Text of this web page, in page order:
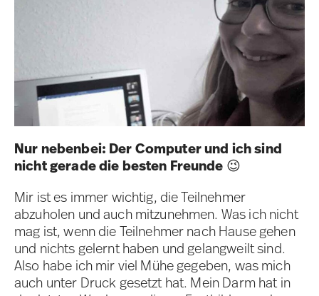
Nur nebenbei: Der Computer und ich sind
nicht gerade die besten Freunde 😉
Mir ist es immer wichtig, die Teilnehmer
abzuholen und auch mitzunehmen. Was ich nicht
mag ist, wenn die Teilnehmer nach Hause gehen
und nichts gelernt haben und gelangweilt sind.
Also habe ich mir viel Mühe gegeben, was mich
auch unter Druck gesetzt hat. Mein Darm hat in